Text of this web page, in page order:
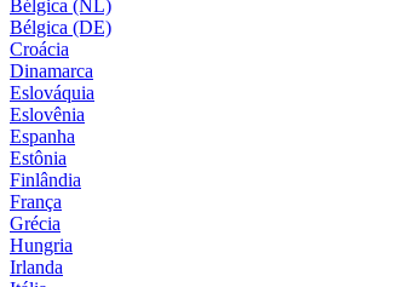
Bélgica (NL)
Bélgica (DE)
Croácia
Dinamarca
Eslováquia
Eslovênia
Espanha
Estônia
Finlândia
França
Grécia
Hungria
Irlanda